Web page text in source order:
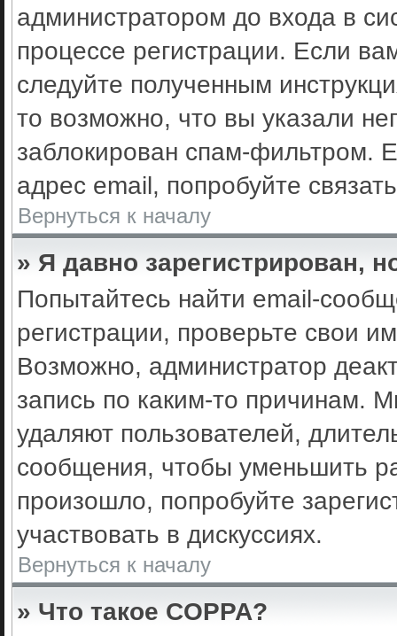
администратором до входа в
процессе регистрации. Если
следуйте полученным
то возможно, что вы указали
заблокирован спам-фильтром.
адрес email, попробуйте
Вернуться к началу
» Я давно зарегистрирован,
Попытайтесь найти email-
регистрации, проверьте свои
Возможно, администратор
запись по каким-то причинам.
удаляют пользователей,
сообщения, чтобы уменьшить
произошло, попробуйте
участвовать в дискуссиях.
Вернуться к началу
» Что такое COPPA?